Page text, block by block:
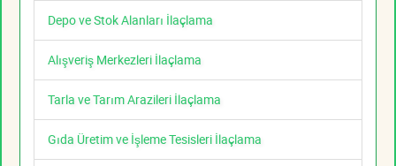
Depo ve Stok Alanları İlaçlama
Alışveriş Merkezleri İlaçlama
Tarla ve Tarım Arazileri İlaçlama
Gıda Üretim ve İşleme Tesisleri İlaçlama